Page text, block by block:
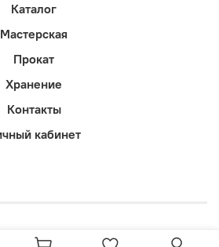
Каталог
Мастерская
Прокат
Хранение
Контакты
кабинет